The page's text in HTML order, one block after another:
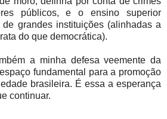
públicos, e o ensino superior
grandes instituições (alinhadas a
do que democrática).
a minha defesa veemente da
fundamental para a promoção
brasileira. É essa a esperança
continuar.